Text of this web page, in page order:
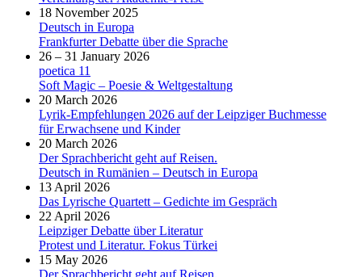
18 November 2025
Deutsch in Europa
Frankfurter Debatte über die Sprache
26 – 31 January 2026
poetica 11
Soft Magic – Poesie & Weltgestaltung
20 March 2026
Lyrik-Empfehlungen 2026 auf der Leipziger Buchmesse
für Erwachsene und Kinder
20 March 2026
Der Sprachbericht geht auf Reisen.
Deutsch in Rumänien – Deutsch in Europa
13 April 2026
Das Lyrische Quartett – Gedichte im Gespräch
22 April 2026
Leipziger Debatte über Literatur
Protest und Literatur. Fokus Türkei
15 May 2026
Der Sprachbericht geht auf Reisen.